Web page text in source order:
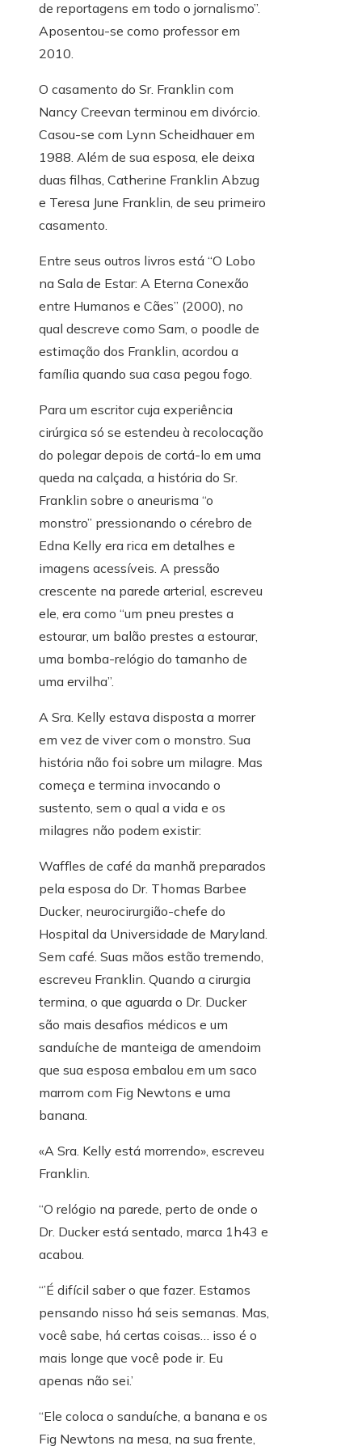
de reportagens em todo o jornalismo”.
Aposentou-se como professor em
2010.
O casamento do Sr. Franklin com
Nancy Creevan terminou em divórcio.
Casou-se com Lynn Scheidhauer em
1988. Além de sua esposa, ele deixa
duas filhas, Catherine Franklin Abzug
e Teresa June Franklin, de seu primeiro
casamento.
Entre seus outros livros está “O Lobo
na Sala de Estar: A Eterna Conexão
entre Humanos e Cães” (2000), no
qual descreve como Sam, o poodle de
estimação dos Franklin, acordou a
família quando sua casa pegou fogo.
Para um escritor cuja experiência
cirúrgica só se estendeu à recolocação
do polegar depois de cortá-lo em uma
queda na calçada, a história do Sr.
Franklin sobre o aneurisma “o
monstro” pressionando o cérebro de
Edna Kelly era rica em detalhes e
imagens acessíveis. A pressão
crescente na parede arterial, escreveu
ele, era como “um pneu prestes a
estourar, um balão prestes a estourar,
uma bomba-relógio do tamanho de
uma ervilha”.
A Sra. Kelly estava disposta a morrer
em vez de viver com o monstro. Sua
história não foi sobre um milagre. Mas
começa e termina invocando o
sustento, sem o qual a vida e os
milagres não podem existir:
Waffles de café da manhã preparados
pela esposa do Dr. Thomas Barbee
Ducker, neurocirurgião-chefe do
Hospital da Universidade de Maryland.
Sem café. Suas mãos estão tremendo,
escreveu Franklin. Quando a cirurgia
termina, o que aguarda o Dr. Ducker
são mais desafios médicos e um
sanduíche de manteiga de amendoim
que sua esposa embalou em um saco
marrom com Fig Newtons e uma
banana.
«A Sra. Kelly está morrendo», escreveu
Franklin.
“O relógio na parede, perto de onde o
Dr. Ducker está sentado, marca 1h43 e
acabou.
“’É difícil saber o que fazer. Estamos
pensando nisso há seis semanas. Mas,
você sabe, há certas coisas… isso é o
mais longe que você pode ir. Eu
apenas não sei.’
“Ele coloca o sanduíche, a banana e os
Fig Newtons na mesa, na sua frente,